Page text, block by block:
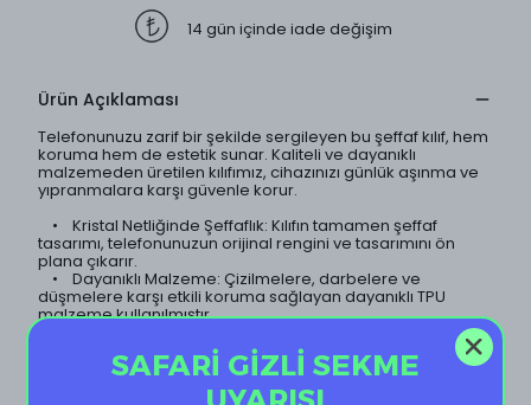
14 gün içinde iade değişim
Ürün Açıklaması
Telefonunuzu zarif bir şekilde sergileyen bu şeffaf kılıf, hem
koruma hem de estetik sunar. Kaliteli ve dayanıklı
malzemeden üretilen kılıfımız, cihazınızı günlük aşınma ve
yıpranmalara karşı güvenle korur.
• Kristal Netliğinde Şeffaflık: Kılıfın tamamen şeffaf
tasarımı, telefonunuzun orijinal rengini ve tasarımını ön
plana çıkarır.
• Dayanıklı Malzeme: Çizilmelere, darbelere ve
düşmelere karşı etkili koruma sağlayan dayanıklı TPU
malzeme kullanılmıştır.
koruyan hafif tasarımı sayesinde, kılıf neredeyse
görünmezdir.
• Sararma Yapmaz: Özel kaplama teknolojisi sayesinde
SAFARİ GİZLİ SEKME